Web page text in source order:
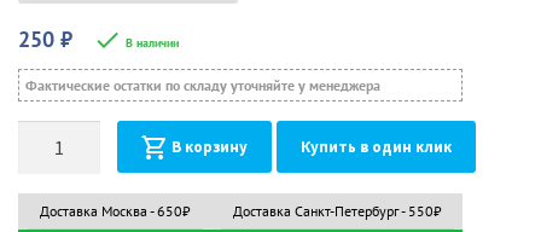
250 ₽ В наличии
Фактические остатки по складу уточняйте у менеджера
В корзину Купить в один клик
Доставка Москва - 650₽ Доставка Санкт-Петербург - 550₽